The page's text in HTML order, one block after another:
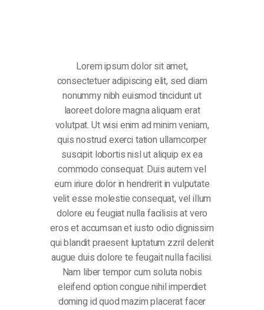
Lorem ipsum dolor sit amet,
consectetuer adipiscing elit, sed diam
nonummy nibh euismod tincidunt ut
laoreet dolore magna aliquam erat
volutpat. Ut wisi enim ad minim veniam,
quis nostrud exerci tation ullamcorper
suscipit lobortis nisl ut aliquip ex ea
commodo consequat. Duis autem vel
eum iriure dolor in hendrerit in vulputate
velit esse molestie consequat, vel illum
dolore eu feugiat nulla facilisis at vero
eros et accumsan et iusto odio dignissim
qui blandit praesent luptatum zzril delenit
augue duis dolore te feugait nulla facilisi.
Nam liber tempor cum soluta nobis
eleifend option congue nihil imperdiet
doming id quod mazim placerat facer